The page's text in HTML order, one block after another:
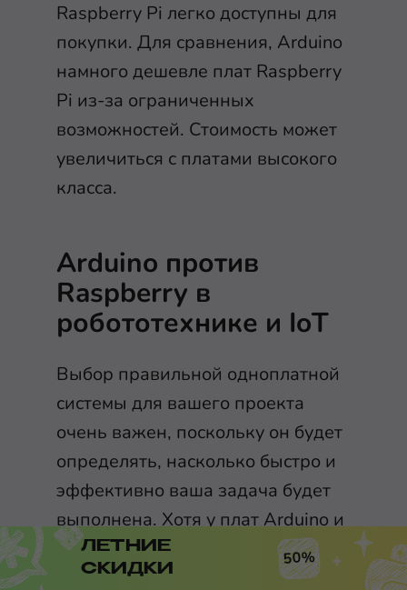
Raspberry Pi легко доступны для
покупки. Для сравнения, Arduino
намного дешевле плат Raspberry
Pi из-за ограниченных
возможностей. Стоимость может
увеличиться с платами высокого
класса.
Arduino против
Raspberry в
робототехнике и IoT
Выбор правильной одноплатной
системы для вашего проекта
очень важен, поскольку он будет
определять, насколько быстро и
эффективно ваша задача будет
выполнена. Хотя у плат Arduino и
Raspberry Pi есть свои плюсы и
минусы, выбор правильной платы
ЛЕТНИЕ
СКИДКИ
50%